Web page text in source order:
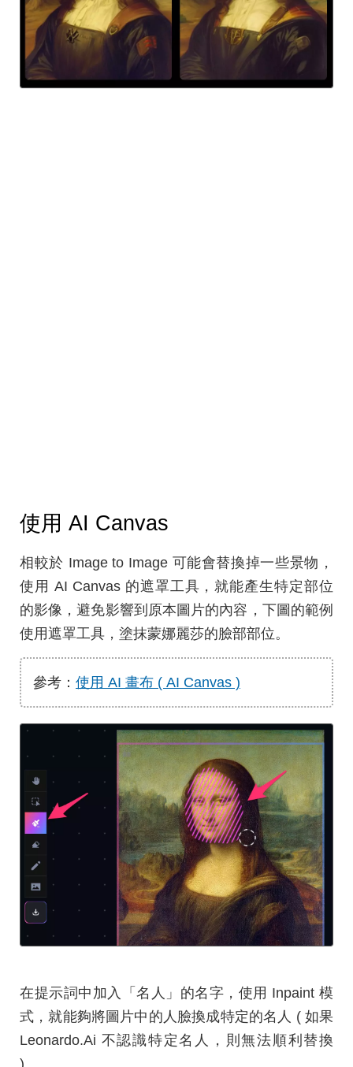
使用 AI Canvas
相較於 Image to Image 可能會替換掉一些景物，
使用 AI Canvas 的遮罩工具，就能產生特定部位
的影像，避免影響到原本圖片的內容，下圖的範例
使用遮罩工具，塗抹蒙娜麗莎的臉部部位。
參考： 使用 AI 畫布 ( AI Canvas )
在提示詞中加入「名人」的名字，使用 Inpaint 模
式，就能夠將圖片中的人臉換成特定的名人 ( 如果
Leonardo.Ai 不認識特定名人，則無法順利替換